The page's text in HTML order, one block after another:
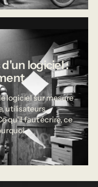
logiciel :
logiciel sur mesure
utilisateurs,
qu'il faut écrire, ce